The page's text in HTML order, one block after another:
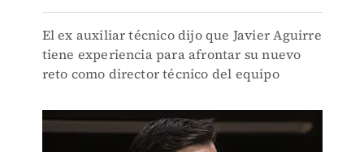
El ex auxiliar técnico dijo que Javier Aguirre
tiene experiencia para afrontar su nuevo
reto como director técnico del equipo